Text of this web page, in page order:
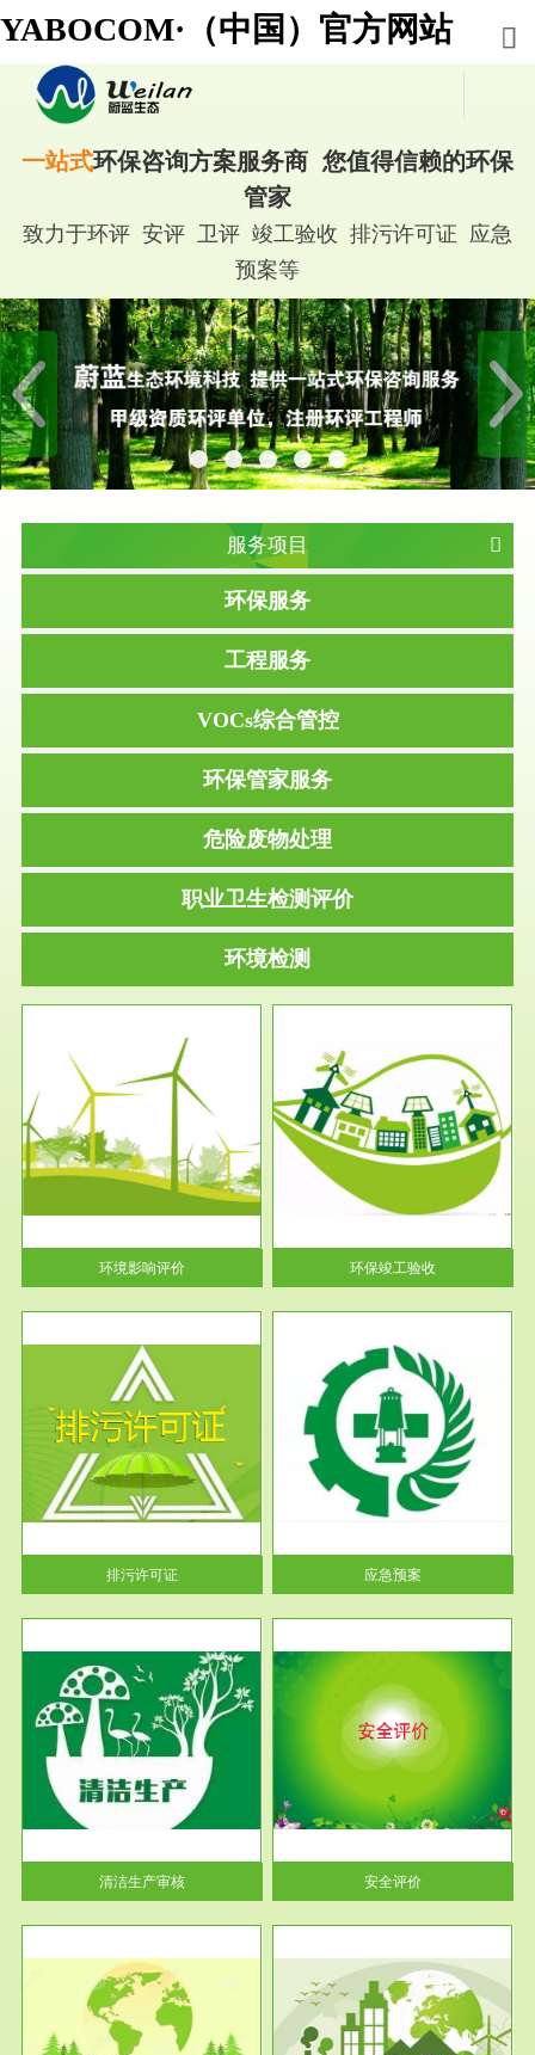
YABOCOM·（中国）官方网站
一站式环保咨询方案服务商 您值得信赖的环保
管家
致力于环评 安评 卫评 竣工验收 排污许可证 应急
预案等
服务项目
环保服务
工程服务
VOCs综合管控
环保管家服务
危险废物处理
职业卫生检测评价
环境检测
环境影响评价
服务范围
环保竣工验收
根据《建设项目环境保护管理条
例》第十七条 编制环境影响报
告书、...
环保竣工验收
排污许可证
服务范围
应急预案
根据《中华人民共和国环境保护
法》第十九条 企业事业单位应
当按照...
应急预案
清洁生产审核
服务范围
安全评价
安全评价安全评价目的是查找、
分析和预测工程、系统、生产经
营活...
安全评价
服务范围